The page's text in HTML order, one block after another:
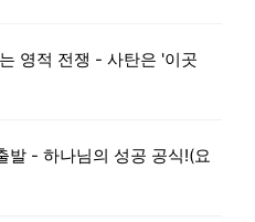
영적 전쟁 - 사탄은 '이곳
발 - 하나님의 성공 공식!(요